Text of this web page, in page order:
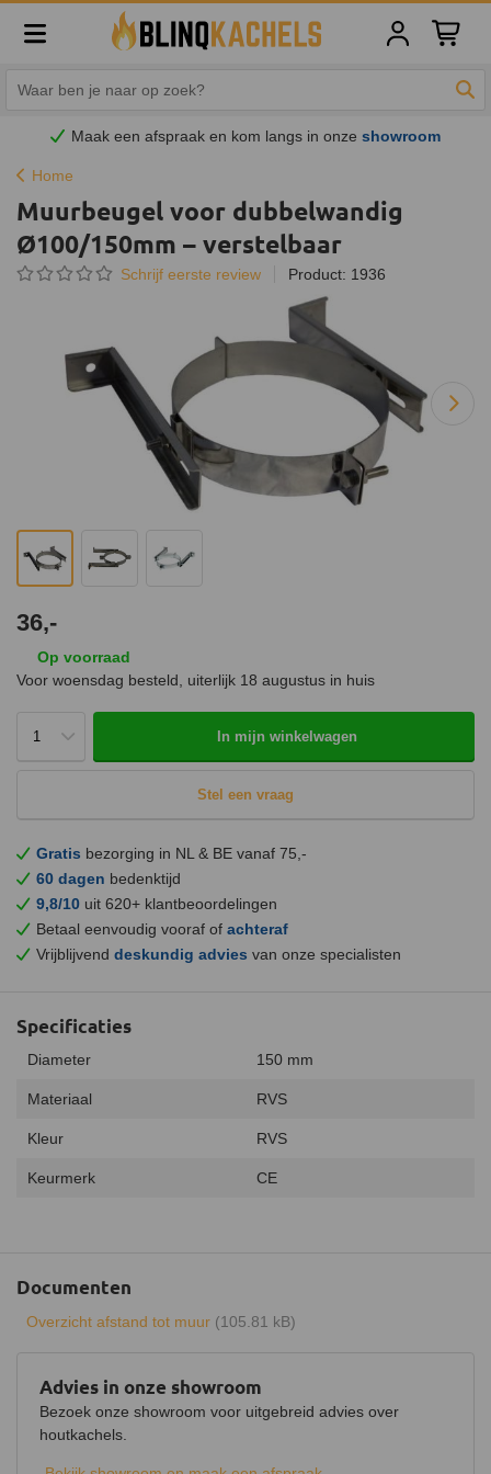
Maak een afspraak en kom langs in onzeshowroom
Home
Muurbeugel voor dubbelwandig
Ø100/150mm – verstelbaar
Schrijf eerste review Product: 1936
36,-
Op voorraad
Voor woensdag besteld, uiterlijk 18 augustus in huis
In mijn winkelwagen
Stel een vraag
Gratis bezorging in NL & BE vanaf 75,-
60 dagen bedenktijd
9,8/10 uit 620+ klantbeoordelingen
Betaal eenvoudig vooraf of achteraf
Vrijblijvend deskundig advies van onze specialisten
Advies in onze showroom
Bezoek onze showroom voor uitgebreid advies over
houtkachels.
Specificaties
Diameter 150 mm
Materiaal RVS
Kleur RVS
Keurmerk CE
Documenten
Overzicht afstand tot muur (105.81 kB)